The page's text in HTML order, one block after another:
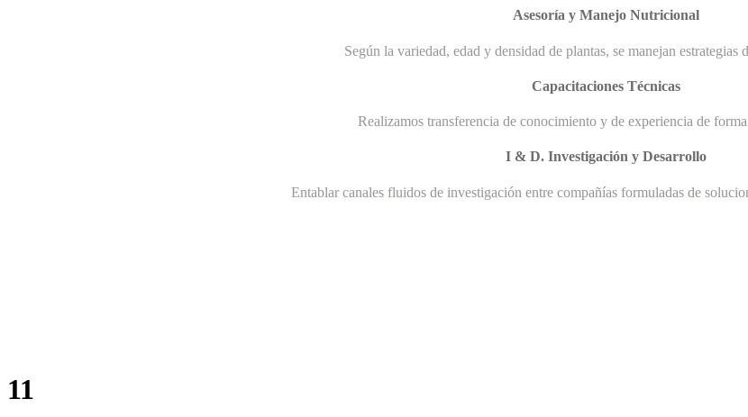
Asesoría y Manejo Nutricional
Según la variedad, edad y densidad de plantas, se manejan estrategias
Capacitaciones Técnicas
Realizamos transferencia de conocimiento y de experiencia de
I & D. Investigación y Desarrollo
Entablar canales fluidos de investigación entre compañías formuladas de
11